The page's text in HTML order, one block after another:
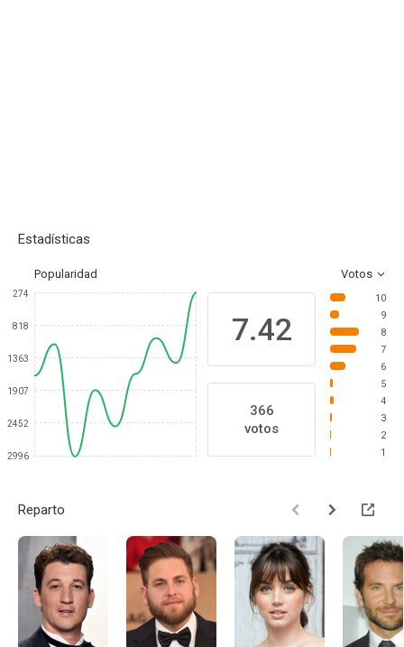
Estadísticas
Popularidad Votos
274
818
1363
1907
2452
2996
7.42
366
votos
10
9
8
7
6
5
4
3
2
1
Reparto